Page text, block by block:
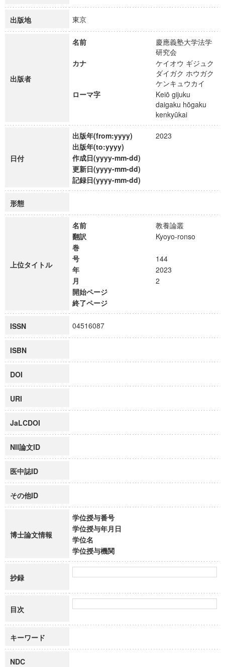
出版地 東京
出版者
名前
慶應義塾大学法学
研究会
カナ
ケイオウ ギジュク
ダイガク ホウガク
ケンキュウカイ
ローマ字
Keiō gijuku
daigaku hōgaku
kenkyūkai
日付
出版年(from:yyyy)
2023
出版年(to:yyyy)
作成日(yyyy-mm-dd)
更新日(yyyy-mm-dd)
記録日(yyyy-mm-dd)
形態
上位タイトル
名前
教養論叢
翻訳
Kyoyo-ronso
巻
号
144
年
2023
月
2
開始ページ
終了ページ
ISSN 04516087
ISBN
DOI
URI
JaLCDOI
NII論文ID
医中誌ID
その他ID
博士論文情報
学位授与番号
学位授与年月日
学位名
学位授与機関
抄録
目次
キーワード
NDC